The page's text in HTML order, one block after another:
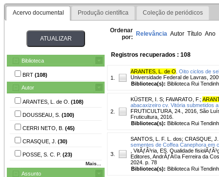
Acervo documental Produção científica Coleção de periódicos
Biblioteca
BRT (108)
Autor
ARANTES, L. de O. (108)
DOUSSEAU, S. (100)
CERRI NETO, B. (45)
CRASQUE, J. (30)
POSSE, S. C. P. (23)
Mais...
Assunto
Ordenar
por: Relevância Autor Título Ano
Registros recuperados : 108
1.
ARANTES, L. de O Oito ciclos de
Universidade Federal de Lavras,
Biblioteca(s): Biblioteca Rui
2.
KÜSTER, I. S; FAVARATO, F. ;
abacaxizeiro cv. Vitória submetidos
FRUTICULTURA, 24., 2016, São
Fruticultura, 2016.
Biblioteca(s): Biblioteca Rui
3.
SANTOS, L. F. L. dos; CRASQUE, J.
sementes de Coffea Canephora em
, VitÃƒÂ³ria, ES. Qualidade
Editores, AndrÃƒÂ©a Ferreira da
2024. p. 78
Biblioteca(s): Biblioteca Rui